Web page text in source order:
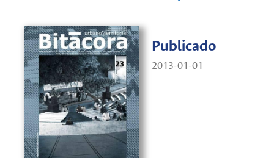
Publicado
2013-01-01